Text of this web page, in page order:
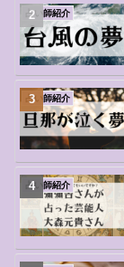
占い師紹介
占い師紹介
占い師紹介